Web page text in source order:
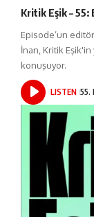
Kritik Eşik – 55:
Episode’un
İnan, Kritik
konuşuyor.
LISTEN 55.